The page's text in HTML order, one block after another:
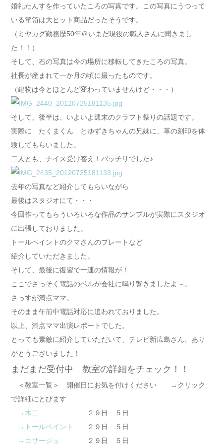
婚礼たんすを作っていたころの写真です。この写真にうつって
いる箪笥は大ヒット商品だったそうです。
（ミヤカグ勤務歴50年＠いまだ現役の職人さんに聞きまし
た！！）
そして、右の写真は今の場所に移転してきたころの写真。
社長が産まれて一か月の頃に撮ったものです。
（建物は今とほとんど変わっていませんけど・・・）
そして、後半は、いよいよ週末のクラフト祭りの話題です。
実際に たくまくん とゆずきちゃんの兄妹に、革の刻印を体
験してもらいました。
二人とも、ナイス受け答え！バッチリでした♪
去年の写真など紹介してもらいながら
最後はスタジオにて・・・
今回作ってもらういろいろな作品のサンプルが実際にスタジオ
に出張しておりました。
トールペイントのクマさんのプレートなど
紹介していただきました。
そして、最後に復習で一連の情報が！
ここでさっそく電話のベルが会社に鳴り響きましたよ～。
さっすが満点ママ。
そのまま午前中電話対応に追われておりました。
以上、満点ママ出演レポートでした。
とっても素敵に紹介していただいて、テレビ新広島さん、あり
がとうございました！
まだまだ受付中 教室の詳細をチェック！！
＜教室一覧＞ 開催日にお気を付けください →クリック
で詳細にとびます
→木工 ２９日 ５日
→トールペイント
２９日 ５日
→コサージュ
２９日 ５日